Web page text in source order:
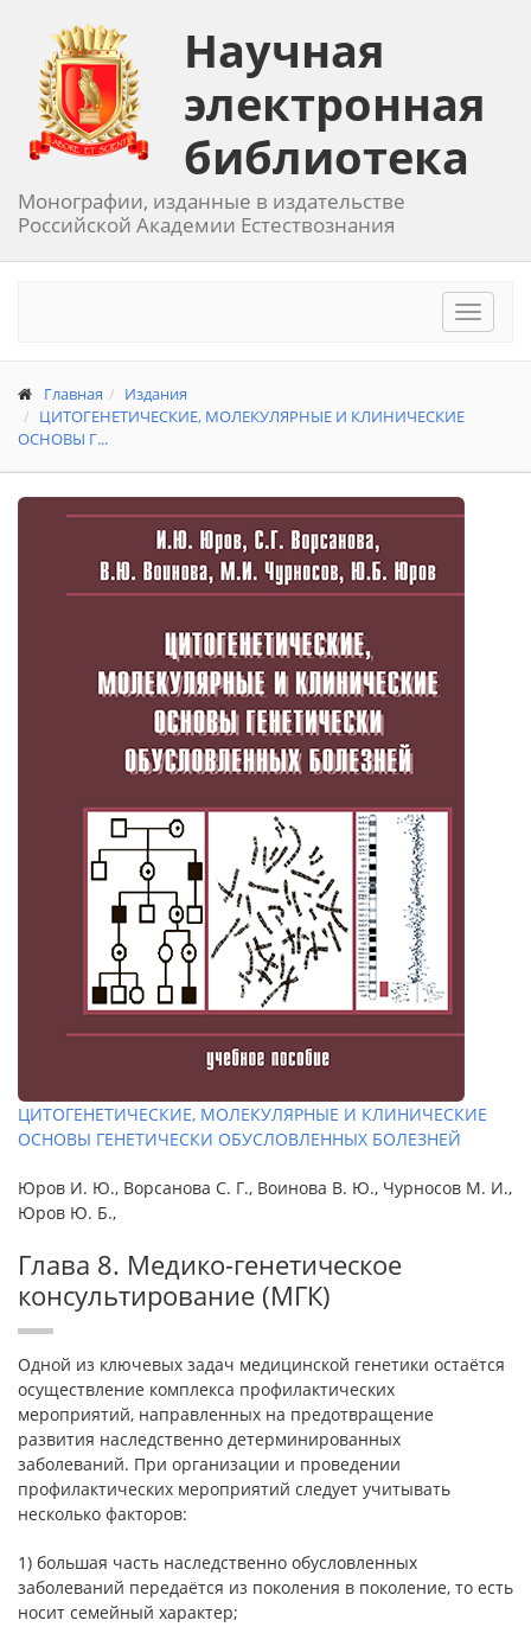
Научная
электронная
библиотека
Монографии, изданные в издательстве
Российской Академии Естествознания
Toggle
Главная
Издания
ЦИТОГЕНЕТИЧЕСКИЕ, МОЛЕКУЛЯРНЫЕ И КЛИНИЧЕСКИЕ
ОСНОВЫ Г...
ЦИТОГЕНЕТИЧЕСКИЕ, МОЛЕКУЛЯРНЫЕ И КЛИНИЧЕСКИЕ
ОСНОВЫ ГЕНЕТИЧЕСКИ ОБУСЛОВЛЕННЫХ БОЛЕЗНЕЙ
Юров И. Ю., Ворсанова С. Г., Воинова В. Ю., Чурносов М. И.,
Юров Ю. Б.,
Глава 8. Медико-генетическое
консультирование (МГК)
Одной из ключевых задач медицинской генетики остаётся
осуществление комплекса профилактических
мероприятий, направленных на предотвращение
развития наследственно детерминированных
заболеваний. При организации и проведении
профилактических мероприятий следует учитывать
несколько факторов:
1) большая часть наследственно обусловленных
заболеваний передаётся из поколения в поколение, то есть
носит семейный характер;